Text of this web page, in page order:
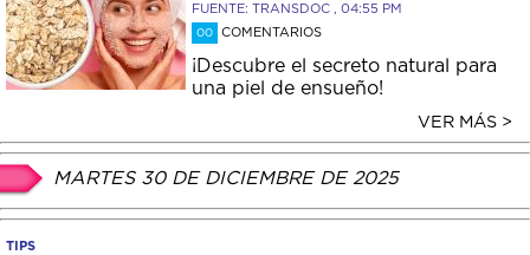
FUENTE: TRANSDOC , 04:55 PM
00 COMENTARIOS
¡Descubre el secreto natural para
una piel de ensueño!
VER MÁS >
MARTES 30 DE DICIEMBRE DE 2025
TIPS